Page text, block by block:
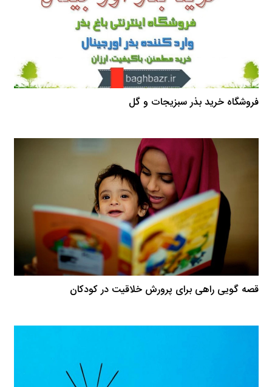
فروشگاه خرید بذر سبزیجات و گل
قصه گویی راهی برای پرورش خلاقیت در کودکان